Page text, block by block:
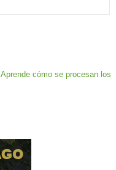
Aprende cómo se procesan los